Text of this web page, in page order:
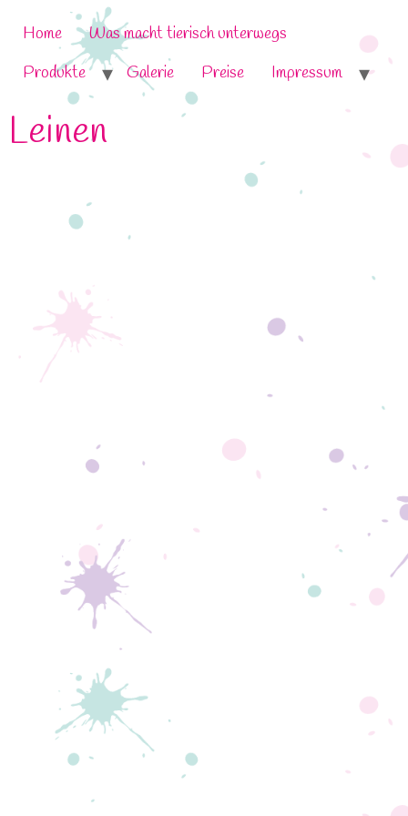
Home
Was macht tierisch unterwegs
Produkte
Galerie Preise Impressum
Leinen